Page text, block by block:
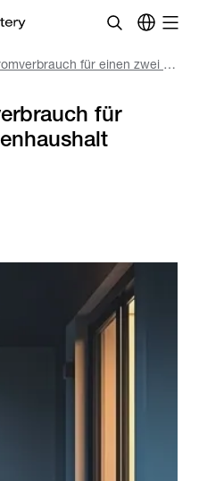
Tipps zum Stromverbrauch für einen zwei Personenhaushalt
für